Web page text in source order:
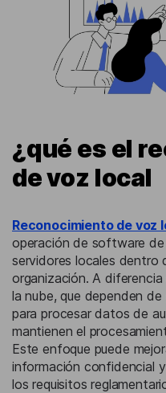
¿qué es el
de voz local
Reconocimiento de voz
operación de software
servidores locales dentro
organización. A
la nube, que dependen
para procesar datos de
mantienen el
Este enfoque puede
información confidencial
los requisitos